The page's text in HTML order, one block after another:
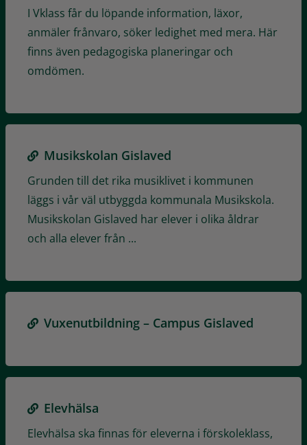
I Vklass får du löpande information, läxor,
anmäler frånvaro, söker ledighet med mera. Här
finns även pedagogiska planeringar och
omdömen.
Musikskolan Gislaved
Grunden till det rika musiklivet i kommunen
läggs i vår väl utbyggda kommunala Musikskola.
Musikskolan Gislaved har elever i olika åldrar
och alla elever från ...
Vuxenutbildning – Campus Gislaved
Elevhälsa
Elevhälsa ska finnas för eleverna i förskoleklass,